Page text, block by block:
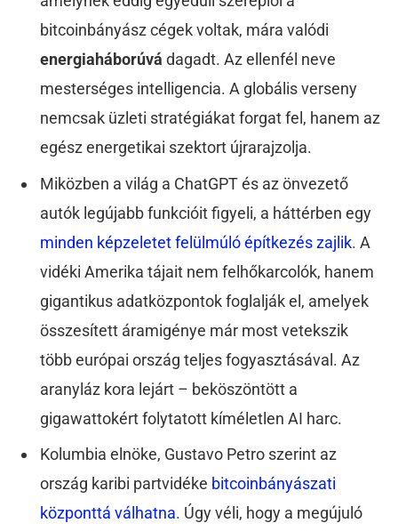
bitcoinbányász cégek voltak, mára valódi
energiaháborúvá dagadt. Az ellenfél neve
mesterséges intelligencia. A globális verseny
nemcsak üzleti stratégiákat forgat fel, hanem az
egész energetikai szektort újrarajzolja.
Miközben a világ a ChatGPT és az önvezető
autók legújabb funkcióit figyeli, a háttérben egy
minden képzeletet felülmúló építkezés zajlik. A
vidéki Amerika tájait nem felhőkarcolók, hanem
gigantikus adatközpontok foglalják el, amelyek
összesített áramigénye már most vetekszik
több európai ország teljes fogyasztásával. Az
aranyláz kora lejárt – beköszöntött a
gigawattokért folytatott kíméletlen AI harc.
Kolumbia elnöke, Gustavo Petro szerint az
ország karibi partvidéke bitcoinbányászati
központtá válhatna. Úgy véli, hogy a megújuló